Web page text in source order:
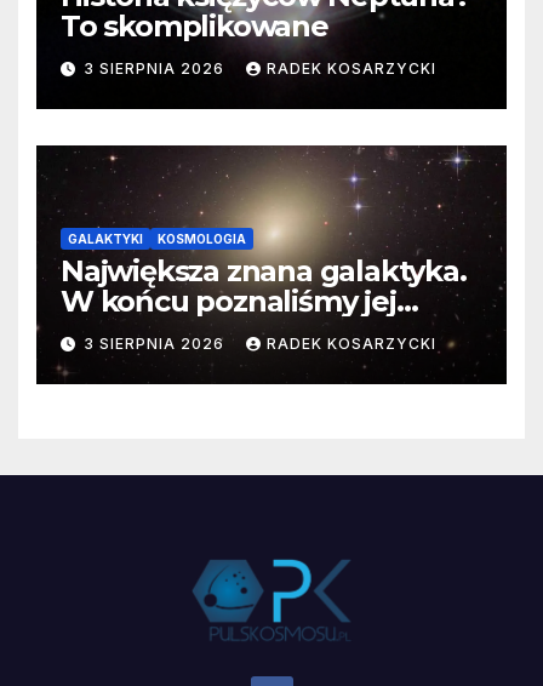
To skomplikowane
3 SIERPNIA 2026 RADEK KOSARZYCKI
GALAKTYKI KOSMOLOGIA
Największa znana galaktyka.
W końcu poznaliśmy jej
faktyczne wymiary
3 SIERPNIA 2026 RADEK KOSARZYCKI